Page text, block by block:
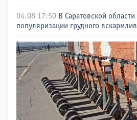
04.08 17:50 В Саратовской
популяризации грудного